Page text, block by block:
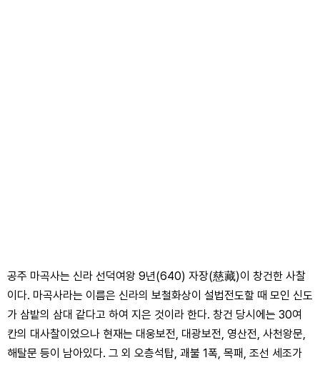
공주 마곡사는 신라 선덕여왕 9년(640) 자장(慈藏)이 창건한 사찰
이다. 마곡사라는 이름은 신라의 보철화상이 설법전도할 때 모인 신도
가 삼밭의 삼대 같다고 하여 지은 것이라 한다. 창건 당시에는 30여
칸의 대사찰이었으나 현재는 대웅보전, 대광보전, 영산전, 사천왕문,
해탈문 등이 남아있다. 그 외 오층석탑, 괘불 1폭, 목패, 조선 세조가